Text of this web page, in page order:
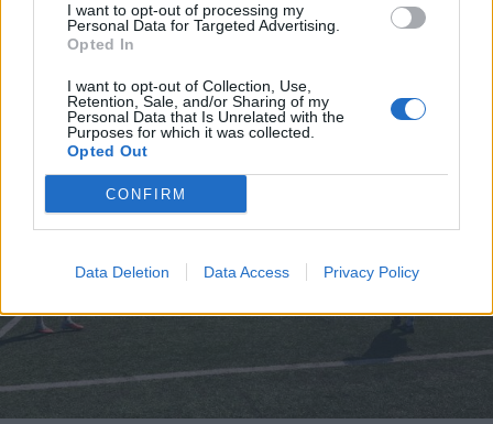
I want to opt-out of processing my
Personal Data for Targeted Advertising.
Opted In
I want to opt-out of Collection, Use,
Retention, Sale, and/or Sharing of my
Personal Data that Is Unrelated with the
Purposes for which it was collected.
Opted Out
CONFIRM
Data Deletion Data Access Privacy Policy
ALTRE NOTIZIE DI LEGNANO